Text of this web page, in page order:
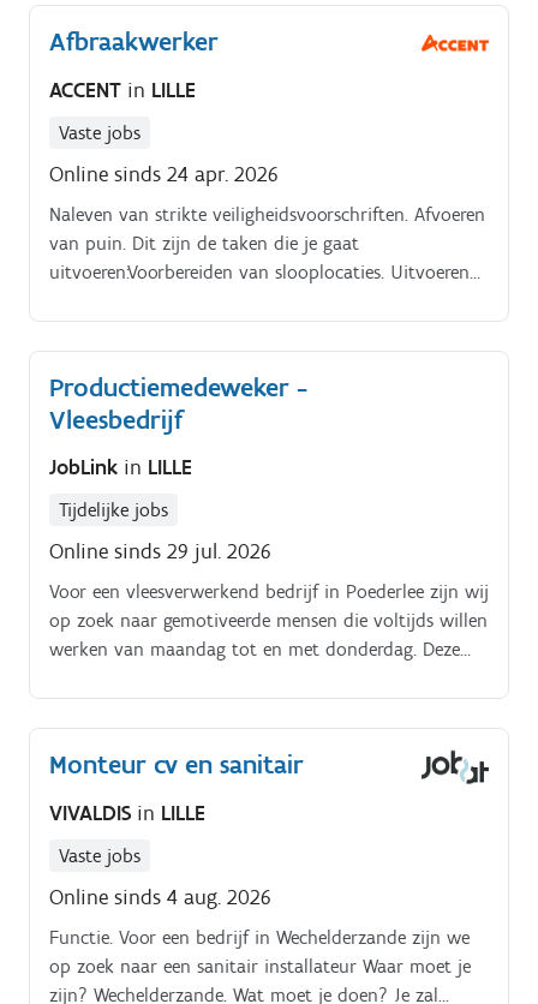
tot een badkamer, tegels, trappen, Jij zal mee in ons
atelier aan de slag gaan voor de fabricatie van onze
Afbraakwerker
ACCENT in LILLE
Vaste jobs
Online sinds 24 apr. 2026
Naleven van strikte veiligheidsvoorschriften. Afvoeren
van puin. Dit zijn de taken die je gaat
uitvoeren:Voorbereiden van slooplocaties. Uitvoeren
materiaal en gereedschap. Rapporteren van
bijzonderheden.
Productiemedeweker -
Vleesbedrijf
JobLink in LILLE
Tijdelijke jobs
Online sinds 29 jul. 2026
Voor een vleesverwerkend bedrijf in Poederlee zijn wij
op zoek naar gemotiveerde mensen die voltijds willen
werken van maandag tot en met donderdag. Deze
vleesverwerkend bedrijf. Je bent verantwoordelijk
voor het verplaatsen van blokken vlees gedurende de
Monteur cv en sanitair
VIVALDIS in LILLE
Vaste jobs
Online sinds 4 aug. 2026
Functie. Voor een bedrijf in Wechelderzande zijn we
op zoek naar een sanitair installateur Waar moet je
zijn? Wechelderzande. Wat moet je doen? Je zal